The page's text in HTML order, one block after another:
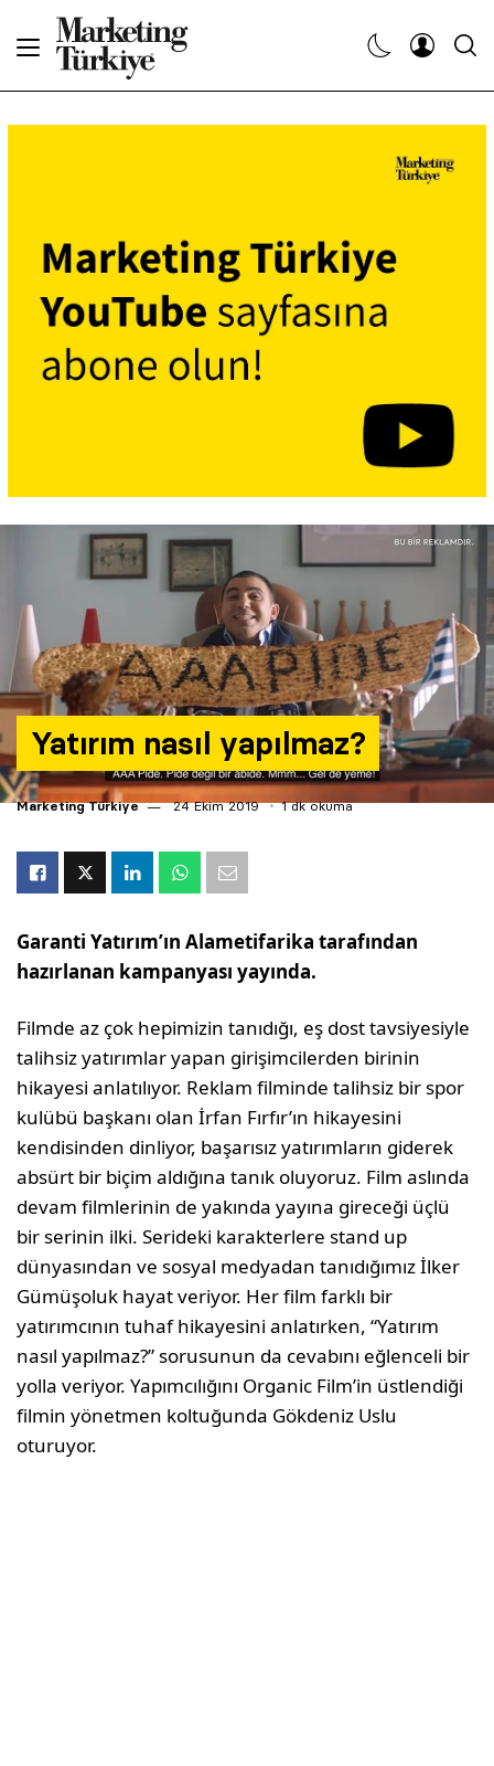
Yatırım nasıl yapılmaz?
Marketing Türkiye 24 Ekim 2019 1 dk okuma
Garanti Yatırım’ın Alametifarika tarafından
hazırlanan kampanyası yayında.
Filmde az çok hepimizin tanıdığı, eş dost tavsiyesiyle
talihsiz yatırımlar yapan girişimcilerden birinin
hikayesi anlatılıyor. Reklam filminde talihsiz bir spor
kulübü başkanı olan İrfan Fırfır’ın hikayesini
kendisinden dinliyor, başarısız yatırımların giderek
absürt bir biçim aldığına tanık oluyoruz. Film aslında
devam filmlerinin de yakında yayına gireceği üçlü
bir serinin ilki. Serideki karakterlere stand up
dünyasından ve sosyal medyadan tanıdığımız İlker
Gümüşoluk hayat veriyor. Her film farklı bir
yatırımcının tuhaf hikayesini anlatırken, “Yatırım
nasıl yapılmaz?” sorusunun da cevabını eğlenceli bir
yolla veriyor. Yapımcılığını Organic Film’in üstlendiği
filmin yönetmen koltuğunda Gökdeniz Uslu
oturuyor.
Dergiler
Etkinlikler
Araştırma